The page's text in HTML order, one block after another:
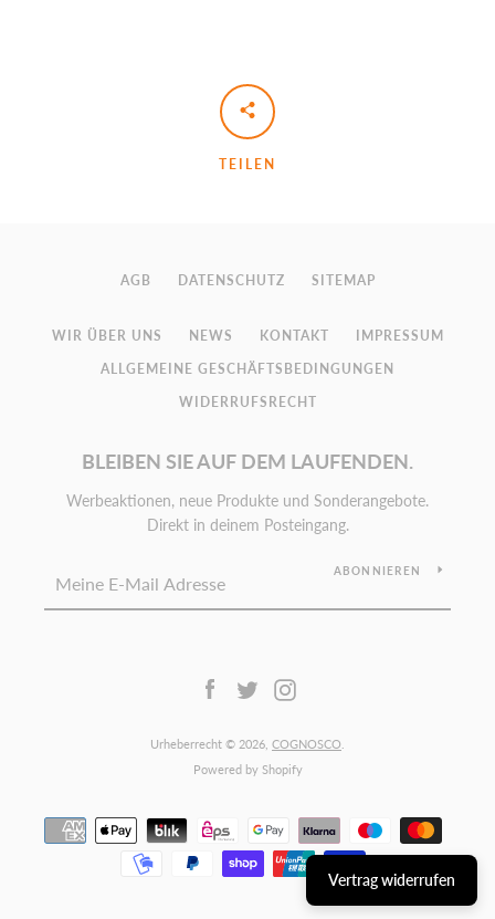
TEILEN
AGB DATENSCHUTZ SITEMAP
WIR ÜBER UNS NEWS KONTAKT
IMPRESSUM
ALLGEMEINE GESCHÄFTSBEDINGUNGEN
WIDERRUFSRECHT
BLEIBEN SIE AUF DEM LAUFENDEN.
Werbeaktionen, neue Produkte und Sonderangebote.
Direkt in deinem Posteingang.
ABONNIEREN
Facebook
Twitter
Urheberrecht © 2026, COGNOSCO
Powered by Shopify
Zahlungsarten
Vertrag widerrufen